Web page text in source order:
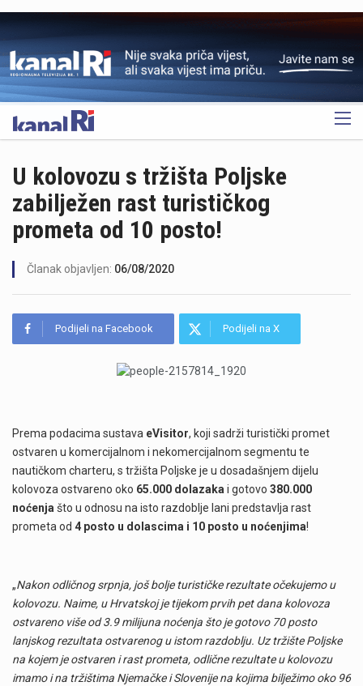
OGLAS
U kolovozu s tržišta Poljske
zabilježen rast turističkog
prometa od 10 posto!
Članak objavljen: 06/08/2020
Podijeli na Facebook Podijeli na X
Prema podacima sustava eVisitor, koji sadrži turistički promet
ostvaren u komercijalnom i nekomercijalnom segmentu te
nautičkom charteru, s tržišta Poljske je u dosadašnjem dijelu
kolovoza ostvareno oko 65.000 dolazakai gotovo 380.000
noćenjašto u odnosu na isto razdoblje lani predstavlja rast
prometa od 4 posto u dolascima i 10 posto u noćenjima!
„Nakon odličnog srpnja, još bolje turističke rezultate očekujemo u
kolovozu. Naime, u Hrvatskoj je tijekom prvih pet dana kolovoza
ostvareno više od 3.9 milijuna noćenja što je gotovo 70 posto
lanjskog rezultata ostvarenog u istom razdoblju. Uz tržište Poljske
na kojem je ostvaren i rast prometa, odlične rezultate u kolovozu
imamo i na tržištima Njemačke i Slovenije na kojima bilježimo oko 96